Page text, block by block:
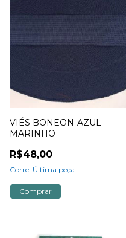
VIÉS BONEON-AZUL
MARINHO
R$48,00
Corre! Última peça..
Comprar